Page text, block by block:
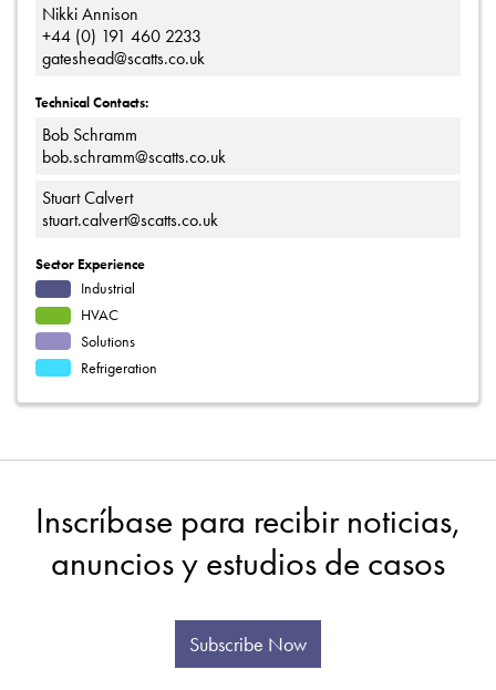
Nikki Annison
+44 (0) 191 460 2233
gateshead@scatts.co.uk
Technical Contacts:
Bob Schramm
bob.schramm@scatts.co.uk
Stuart Calvert
stuart.calvert@scatts.co.uk
Sector Experience
Industrial
HVAC
Solutions
Refrigeration
Inscríbase para recibir noticias,
anuncios y estudios de casos
Subscribe Now